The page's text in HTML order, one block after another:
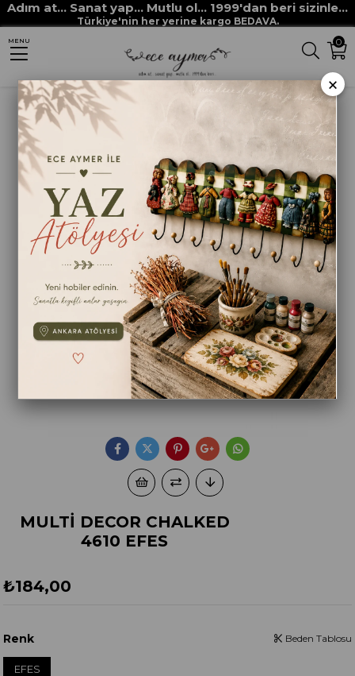
Adım at... Sanat yap... Mutlu ol... 1999'dan beri sizinle...
Türkiye'nin her yerine kargo BEDAVA.
0
MENU
Anasayfa HOBİ BOYALARI MULTİ DECOR CHALKED boyaları
MULTİ DECOR CHALKED 4610 EFES
MULTİ DECOR CHALKED
4610 EFES
₺184,00
Renk
EFES
Beden Tablosu
×